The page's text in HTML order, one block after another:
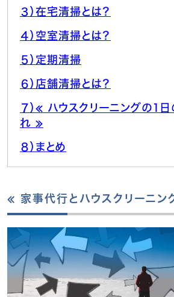
３）在宅清掃とは？
４）空室清掃とは？
５）定期清掃
６）店舗清掃とは？
７）≪ ハウスクリーニングの1
れ ≫
８）まとめ
≪ 家事代行とハウスクリーニン